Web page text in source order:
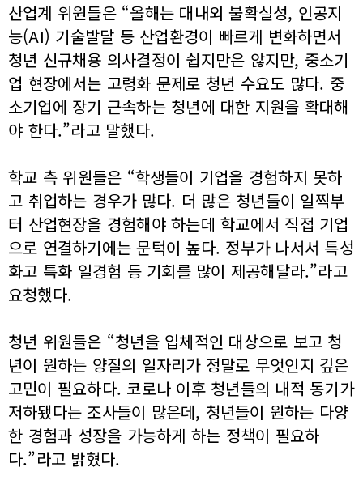
산업계 위원들은 “올해는 대내외 불확실성, 인공지
능(AI) 기술발달 등 산업환경이 빠르게 변화하면서
청년 신규채용 의사결정이 쉽지만은 않지만, 중소기
업 현장에서는 고령화 문제로 청년 수요도 많다. 중
소기업에 장기 근속하는 청년에 대한 지원을 확대해
야 한다.”라고 말했다.
학교 측 위원들은 “학생들이 기업을 경험하지 못하
고 취업하는 경우가 많다. 더 많은 청년들이 일찍부
터 산업현장을 경험해야 하는데 학교에서 직접 기업
으로 연결하기에는 문턱이 높다. 정부가 나서서 특성
화고 특화 일경험 등 기회를 많이 제공해달라.”라고
요청했다.
청년 위원들은 “청년을 입체적인 대상으로 보고 청
년이 원하는 양질의 일자리가 정말로 무엇인지 깊은
고민이 필요하다. 코로나 이후 청년들의 내적 동기가
저하됐다는 조사들이 많은데, 청년들이 원하는 다양
한 경험과 성장을 가능하게 하는 정책이 필요하
다.”라고 밝혔다.